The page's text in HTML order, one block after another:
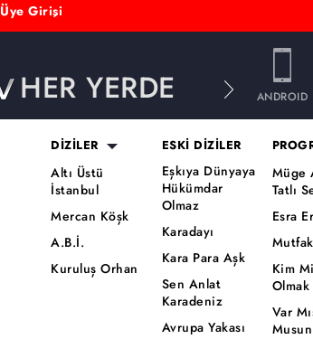
Üye Girişi
HER YERDE ANDROID
DİZİLER
Altı Üstü
İstanbul
Mercan Köşk
A.B.İ.
Kuruluş Orhan
ESKİ DİZİLER
Eşkıya Dünyaya
Hükümdar
Olmaz
Karadayı
Kara Para Aşk
Sen Anlat
Karadeniz
Avrupa Yakası
Müge
Tatlı
Esra
Kim
Var
Musun